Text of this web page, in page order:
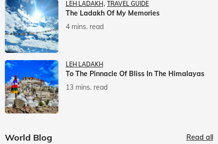
LEH LADAKH TRAVEL GUIDE
The Ladakh Of My Memories
4 mins. read
LEH LADAKH
To The Pinnacle Of Bliss In The Himalayas
13 mins. read
World Blog Read all